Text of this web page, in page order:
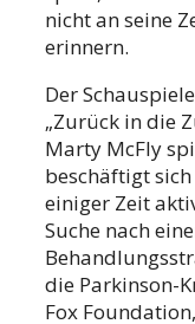
nicht an seine
erinnern.
Der
„Zurück in die
Marty McFly
beschäftigt
einiger Zeit
Suche nach
die Parkinson-
Fox